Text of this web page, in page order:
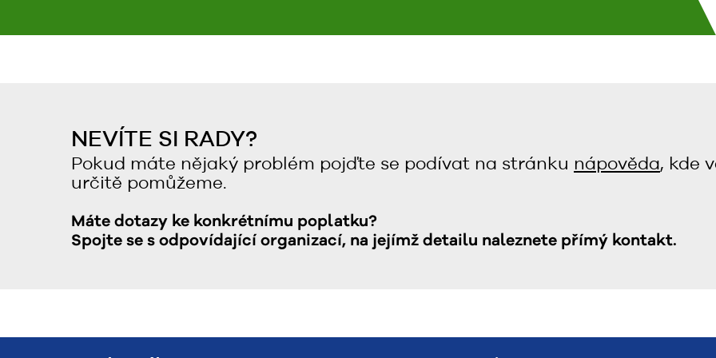
NEVÍTE SI RADY?
Pokud máte nějaký problém pojďte se podívat na stránku nápověda, kde
určitě pomůžeme.
Máte dotazy ke konkrétnímu poplatku?
Spojte se s odpovídající organizací, na jejímž detailu naleznete přímý kontakt.